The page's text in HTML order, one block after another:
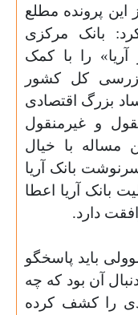
پرونده مطلع
بانک مرکزی
را با کمک
کل کشور
بزرگ اقتصادی
و غیرمنقول
مساله با خیال
بانک آریا
بانک آریا اعطا
دارد.
باید پاسخگو
آن بود که چه
را کشف کرده